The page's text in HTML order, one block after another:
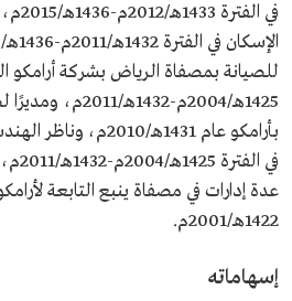
في
للصيانة بمصفاة الرياض بشركة أرامكو
1425هـ/2004م-
بأرامكو عام 1431هـ/
في
1422هـ/2001م.
إسهاماته